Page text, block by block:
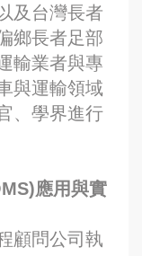
及台灣長者
鄉長者足部
輸業者與專
與運輸領域
、學界進行
應用與實
顧問公司執